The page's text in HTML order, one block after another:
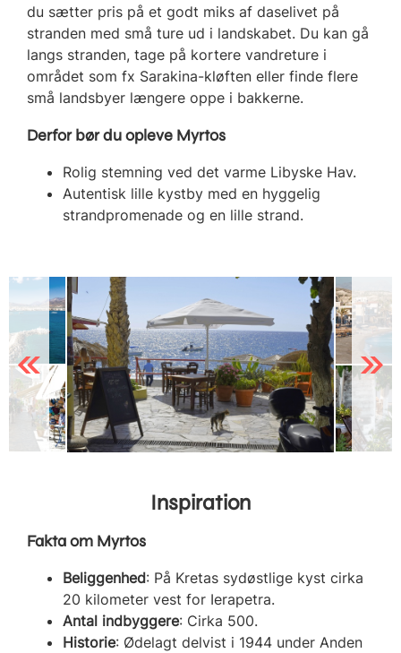
du sætter pris på et godt miks af daselivet på
stranden med små ture ud i landskabet. Du kan gå
langs stranden, tage på kortere vandreture i
området som fx Sarakina-kløften eller finde flere
små landsbyer længere oppe i bakkerne.
Derfor bør du opleve Myrtos
Rolig stemning ved det varme Libyske Hav.
Autentisk lille kystby med en hyggelig
strandpromenade og en lille strand.
Previous Next
Inspiration
Fakta om Myrtos
Beliggenhed: På Kretas sydøstlige kyst cirka
20 kilometer vest for Ierapetra.
Antal indbyggere: Cirka 500.
Historie: Ødelagt delvist i 1944 under Anden